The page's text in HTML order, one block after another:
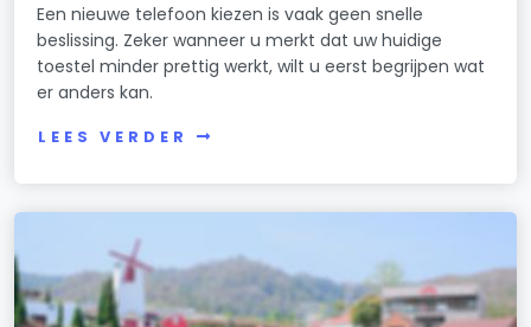
Een nieuwe telefoon kiezen is vaak geen snelle
beslissing. Zeker wanneer u merkt dat uw huidige
toestel minder prettig werkt, wilt u eerst begrijpen wat
er anders kan.
LEES VERDER